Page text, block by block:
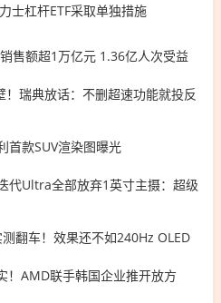
士杠杆ETF采取单独措施
售额超1万亿元 1.36亿人次受益
！瑞典放话：不删超速功能就投反
首款SUV渲染图曝光
代Ultra全部放弃1英寸主摄：超级
翻车！效果还不如240Hz OLED
！AMD联手韩国企业推开放方